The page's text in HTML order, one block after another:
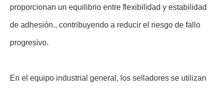
proporcionan un equilibrio entre flexibilidad y estabilidad
de adhesión., contribuyendo a reducir el riesgo de fallo
progresivo.
En el equipo industrial general, los selladores se utilizan